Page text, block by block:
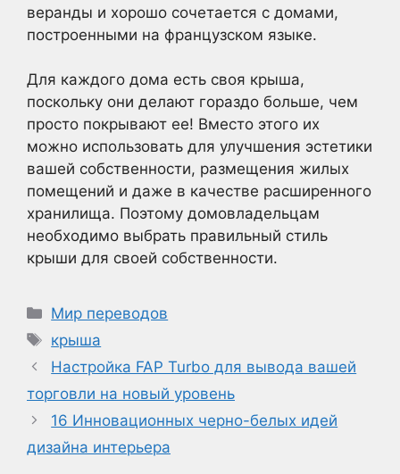
веранды и хорошо сочетается с домами,
построенными на французском языке.
Для каждого дома есть своя крыша,
поскольку они делают гораздо больше, чем
просто покрывают ее! Вместо этого их
можно использовать для улучшения эстетики
вашей собственности, размещения жилых
помещений и даже в качестве расширенного
хранилища. Поэтому домовладельцам
необходимо выбрать правильный стиль
крыши для своей собственности.
Рубрики
Мир переводов
Метки
крыша
Настройка FAP Turbo для вывода вашей
торговли на новый уровень
16 Инновационных черно-белых идей
дизайна интерьера